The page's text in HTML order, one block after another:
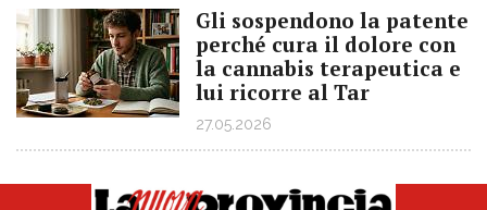
Gli sospendono la patente
perché cura il dolore con
la cannabis terapeutica e
lui ricorre al Tar
27.05.2026